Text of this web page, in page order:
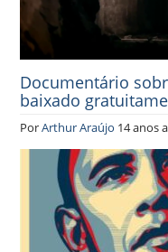
Documentário
baixado
PorArthur Araújo 14 anos